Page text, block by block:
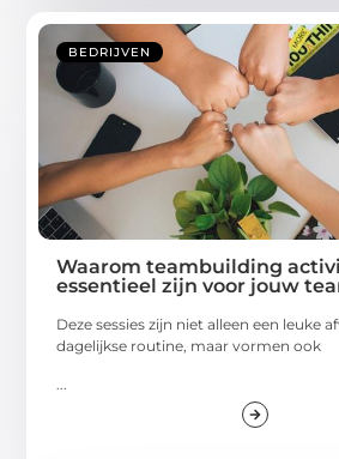
BEDRIJVEN
Waarom teambuilding
essentieel zijn voor jouw
Deze sessies zijn niet alleen een leuke
dagelijkse routine, maar vormen ook
...